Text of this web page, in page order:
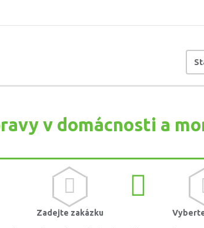
v domácnosti a
Zadejte zakázku